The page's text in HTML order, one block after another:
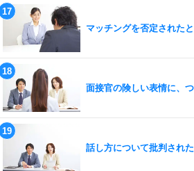
マッチングを否定されたと
面接官の険しい表情に、つ
話し方について批判された